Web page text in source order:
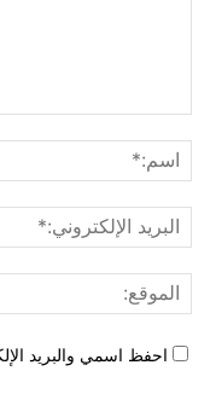
احفظ اسمي والبريد